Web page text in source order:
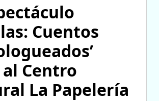
Cuentos
Centro
La Papelería